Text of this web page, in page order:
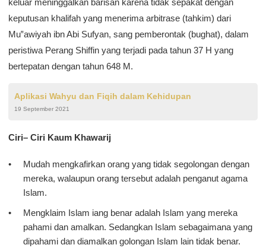
keluar meninggalkan barisan karena tidak sepakat dengan
keputusan khalifah yang menerima arbitrase (tahkim) dari
Mu‟awiyah ibn Abi Sufyan, sang pemberontak (bughat), dalam
peristiwa Perang Shiffin yang terjadi pada tahun 37 H yang
bertepatan dengan tahun 648 M.
Aplikasi Wahyu dan Fiqih dalam Kehidupan
19 September 2021
Ciri– Ciri Kaum Khawarij
Mudah mengkafirkan orang yang tidak segolongan dengan
mereka, walaupun orang tersebut adalah penganut agama
Islam.
Mengklaim Islam iang benar adalah Islam yang mereka
pahami dan amalkan. Sedangkan Islam sebagaimana yang
dipahami dan diamalkan golongan Islam lain tidak benar.